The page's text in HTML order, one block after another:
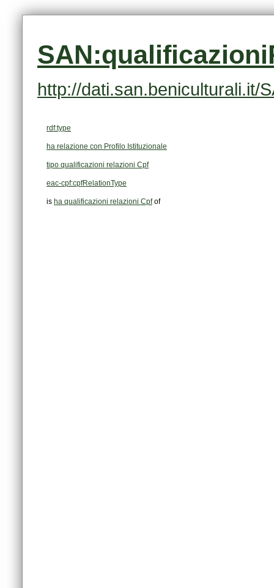
http://dati.san.beniculturali.it/
rdf:type
ha relazione con Profilo Istituzionale
tipo qualificazioni relazioni Cpf
eac-cpf:cpfRelationType
is ha qualificazioni relazioni Cpfof